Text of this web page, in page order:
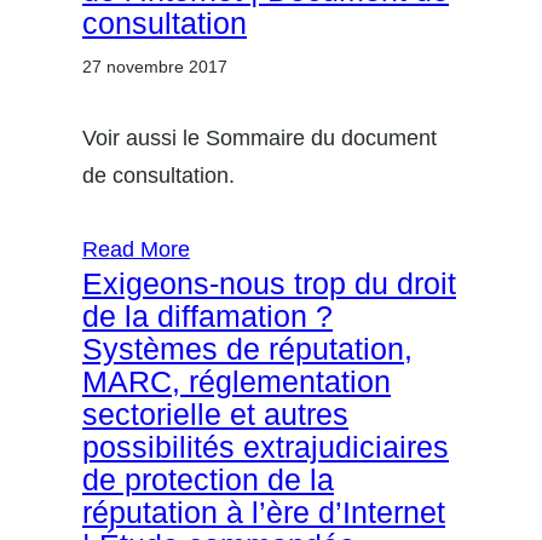
consultation
27 novembre 2017
Voir aussi le Sommaire du document
de consultation.
Read More
Exigeons-nous trop du droit
de la diffamation ?
Systèmes de réputation,
MARC, réglementation
sectorielle et autres
possibilités extrajudiciaires
de protection de la
réputation à l’ère d’Internet